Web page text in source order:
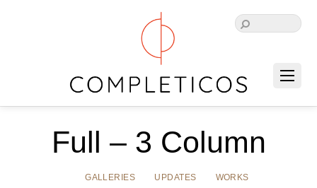
Full – 3 Column
GALLERIES UPDATES
WORKS